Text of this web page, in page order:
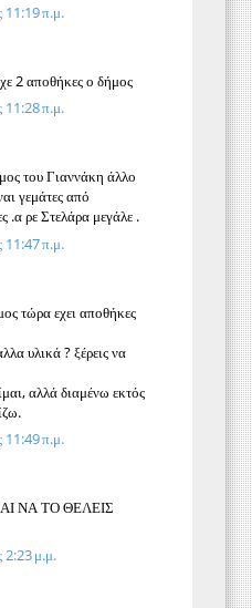
11:19 π.μ.
2 αποθήκες ο δήμος
11:28 π.μ.
του Γιαννάκη άλλο
γεμάτες από
.α ρε Στελάρα μεγάλε .
11:47 π.μ.
τώρα εχει αποθήκες
υλικά ? ξέρεις να
αλλά διαμένω εκτός
11:49 π.μ.
ΝΑ ΤΟ ΘΕΛΕΙΣ
2:23 μ.μ.